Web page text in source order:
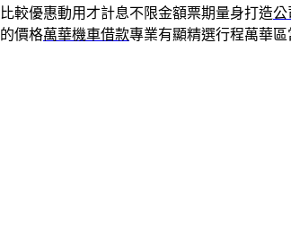
較優惠動用才計息不限金額票期量身打造公
價格萬華機車借款專業有顯精選行程萬華區